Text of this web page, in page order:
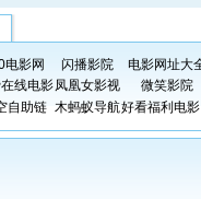
电影网 闪播影院
电影网址大
线电影凤凰女影视
微笑影院
自助链 木蚂蚁导航好看福利电